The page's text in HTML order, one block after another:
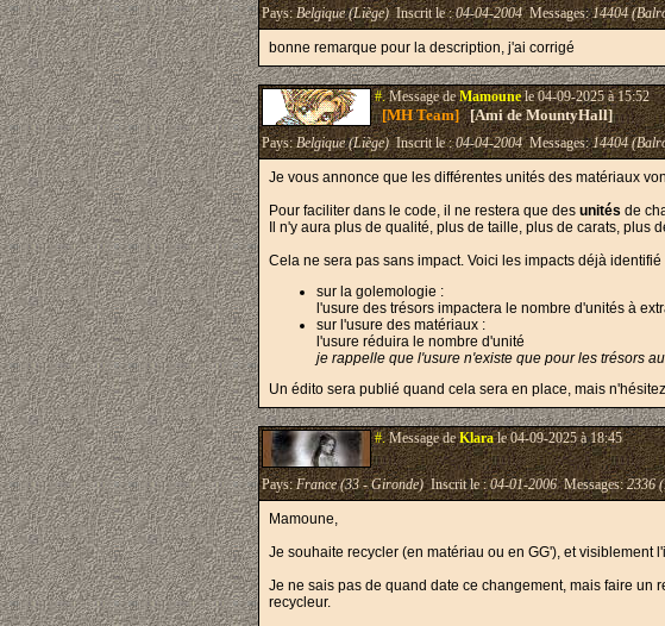
Pays:Belgique (Liège)Inscrit le :04-04-2004Messages:14404
bonne remarque pour la description, j'ai corrigé
#.Message deMamounele 04-09-2025 à 15:52
[MH Team][Ami de MountyHall]
Pays:Belgique (Liège)Inscrit le :04-04-2004Messages:14404
Je vous annonce que les différentes unités des matériaux
Pour faciliter dans le code, il ne restera que des unités de
Il n'y aura plus de qualité, plus de taille, plus de carats, plus
Cela ne sera pas sans impact. Voici les impacts déjà identifié
sur la golemologie :
l'usure des trésors impactera le nombre d'unités à
sur l'usure des matériaux :
l'usure réduira le nombre d'unité
je rappelle que l'usure n'existe que pour les trésors
Un édito sera publié quand cela sera en place, mais
#.Message deKlarale 04-09-2025 à 18:45
Pays:France (33 - Gironde)Inscrit le :04-01-2006Messages:2336
Mamoune,
Je souhaite recycler (en matériau ou en GG'), et
Je ne sais pas de quand date ce changement, mais faire un
recycleur.